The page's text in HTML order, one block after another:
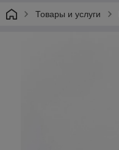
Товары и услуги